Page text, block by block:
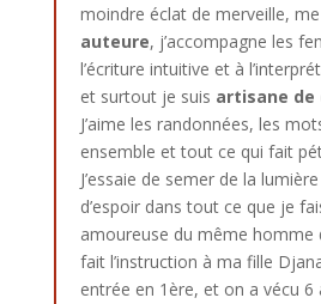
moindre éclat de merveille, me
auteure, j’accompagne les
l’écriture intuitive et à
et surtout je suis artisane de
J’aime les randonnées, les
ensemble et tout ce qui fait
J’essaie de semer de la
d’espoir dans tout ce que je
amoureuse du même homme
fait l’instruction à ma fille
entrée en 1ère, et on a vécu 6